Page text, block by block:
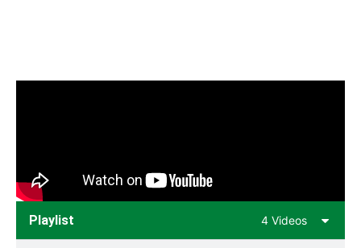
Playlist 4 Videos